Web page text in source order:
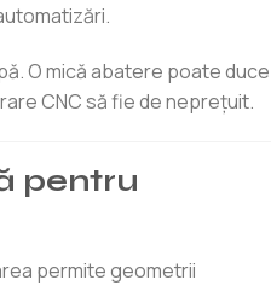
O mică abatere poate duce
CNC să fie de neprețuit.
pentru
permite geometrii